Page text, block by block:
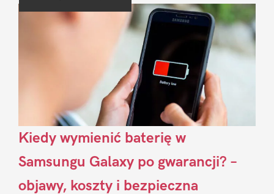
Sidebar
Kiedy wymienić baterię w
Samsungu Galaxy po gwarancji? –
objawy, koszty i bezpieczna